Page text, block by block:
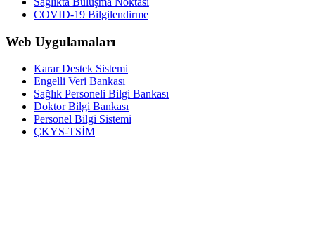
COVID-19 Bilgilendirme
Web Uygulamaları
Karar Destek Sistemi
Engelli Veri Bankası
Sağlık Personeli Bilgi Bankası
Doktor Bilgi Bankası
Personel Bilgi Sistemi
ÇKYS-TSİM